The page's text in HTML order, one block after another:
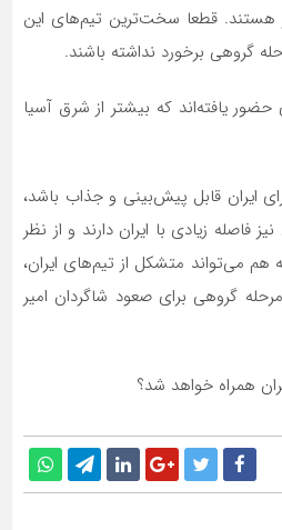
هستند. قطعا سخت‌ترین تیم‌های این
گروهی برخورد نداشته باشند.
یافته‌اند که بیشتر از شرق آسیا
ایران قابل پیش‌بینی و جذاب باشد،
زیادی با ایران دارند و از نظر
می‌تواند متشکل از تیم‌های ایران،
گروهی برای صعود شاگردان امیر
همراه خواهد شد؟